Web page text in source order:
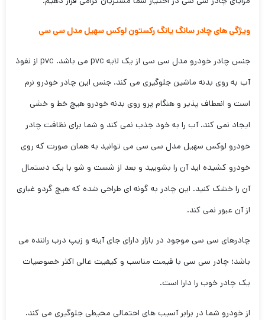
ویژگی های چادر سانگ یانگ رکستون لوکس سهیل مدل سی سی
جنس چادر خودرو مدل سی سی از یک لایه pvc می باشد. pvc از نفوذ
آب به روی بدنه ماشین جلوگیری می کند. جنس این چادر خودرو نرم
است و انعطاف پذیر و هنگام پرو روی بدنه خودرو هیچ خط و خشی
ایجاد نمی کند. آب را به خود جذب نمی کند و شما برای نظافت چادر
خودرو لوکس سهیل مدل سی سی می توانید به همان صورت که روی
خودرو کشیده اید آن را بشویید و بعد از شست و شو با یک دستمال
آن را خشک کنید. این چادر به گونه ای طراحی شده که هیچ گردو غباری
از آن عبور نمی کند.
چادرهای سی سی موجود در بازار دارای جای آینه و زیپ درب راننده می
باشد؛ چادر سی سی با قیمت مناسب و کیفیت عالی اکثر خصوصیات
یک چادر خوب را دارا است.
از خودرو شما در برابر آسیب های احتمالی محیطی جلوگیری می کند.